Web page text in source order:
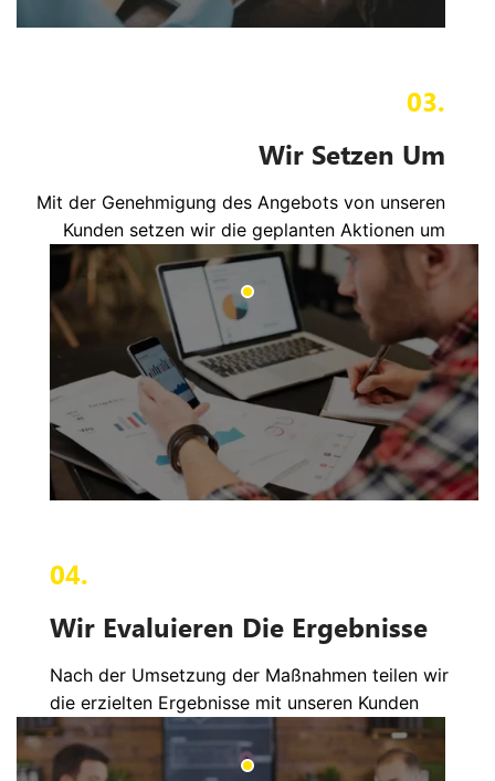
03.
Wir Setzen Um
Mit der Genehmigung des Angebots von unseren
Kunden setzen wir die geplanten Aktionen um
04.
Wir Evaluieren Die Ergebnisse
Nach der Umsetzung der Maßnahmen teilen wir
die erzielten Ergebnisse mit unseren Kunden